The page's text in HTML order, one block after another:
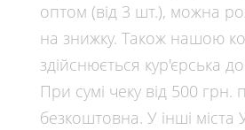
оптом (від 3 шт.), можна
на знижку. Також нашою
здійснюється кур'єрська
При сумі чеку від 500 грн.
безкоштовна. У інші міста